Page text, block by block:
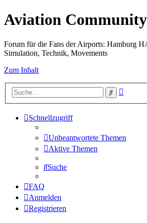
Aviation
Forum für die Fans der Airports: Hamburg
Simulation, Technik, Movements
Zum Inhalt
Suche
Schnellzugriff
Unbeantwortete Themen
Aktive Themen
Suche
FAQ
Anmelden
Registrieren